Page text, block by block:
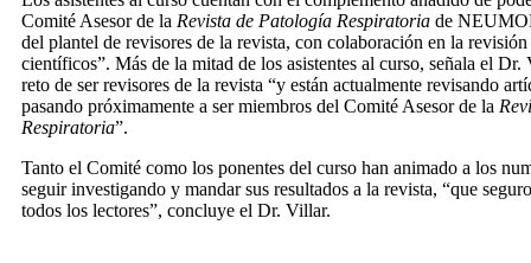
Comité Asesor de la Revista de Patología Respiratoria de
del plantel de revisores de la revista, con colaboración en la
científicos”. Más de la mitad de los asistentes al curso, señala el Dr.
reto de ser revisores de la revista “y están actualmente revisando
pasando próximamente a ser miembros del Comité Asesor de la
Respiratoria”.
Tanto el Comité como los ponentes del curso han animado a los
seguir investigando y mandar sus resultados a la revista, “que
todos los lectores”, concluye el Dr. Villar.